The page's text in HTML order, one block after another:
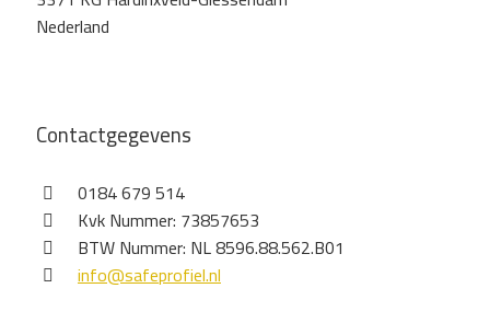
Nederland
Contactgegevens
0184 679 514
Kvk Nummer: 73857653
BTW Nummer: NL 8596.88.562.B01
info@safeprofiel.nl